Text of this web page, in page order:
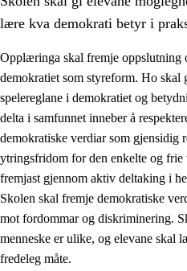
1. Verdigrunnlaget i
1.1 Menneskeverdet
1.2 Identitet og kulturelt
1.3 Kritisk tenking og etisk
lære kva demokrati betyr i
Opplæringa skal fremje oppslutning
demokratiet som styreform. Ho skal
spelereglane i demokratiet og
delta i samfunnet inneber å
demokratiske verdiar som gjensidig
ytringsfridom for den enkelte og
fremjast gjennom aktiv deltaking i
Skolen skal fremje demokratiske
mot fordommar og diskriminering.
menneske er ulike, og elevane skal
fredeleg måte.